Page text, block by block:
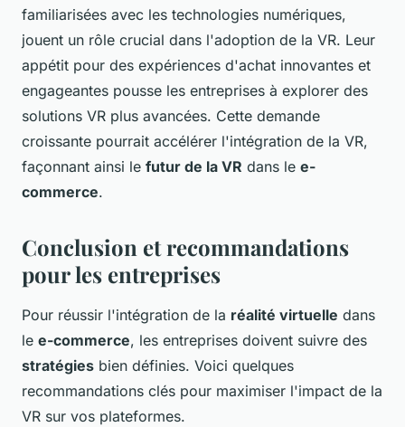
familiarisées avec les technologies numériques,
jouent un rôle crucial dans l'adoption de la VR. Leur
appétit pour des expériences d'achat innovantes et
engageantes pousse les entreprises à explorer des
solutions VR plus avancées. Cette demande
croissante pourrait accélérer l'intégration de la VR,
façonnant ainsi le futur de la VR dans le e-
commerce.
Conclusion et recommandations
pour les entreprises
Pour réussir l'intégration de la réalité virtuelle dans
le e-commerce, les entreprises doivent suivre des
stratégies bien définies. Voici quelques
recommandations clés pour maximiser l'impact de la
VR sur vos plateformes.